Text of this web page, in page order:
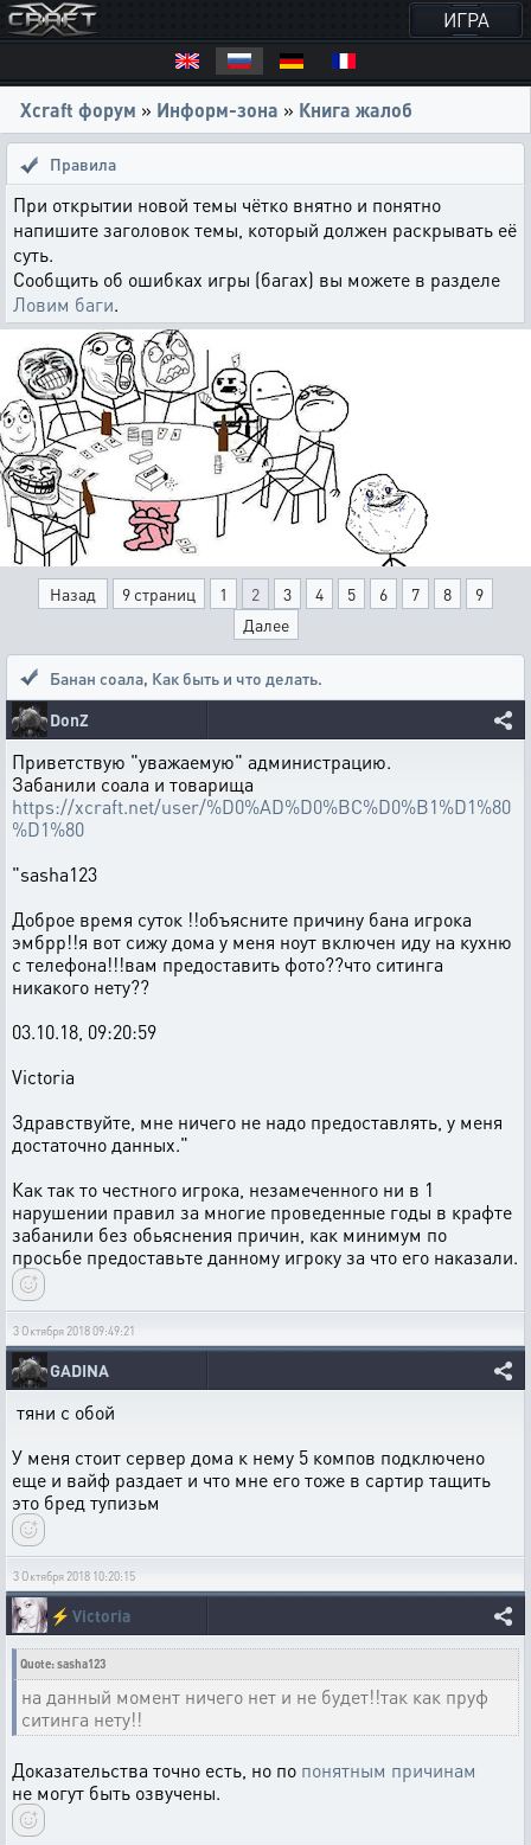
ИГРА
Xcraft форум » Информ-зона » Книга жалоб
Правила
При открытии новой темы чётко внятно и понятно
напишите заголовок темы, который должен раскрывать её
суть.
Сообщить об ошибках игры (багах) вы можете в разделе
Ловим баги.
Назад 9 страниц 1 2 3 4 5 6 7 8
9
Далее
Банан соала, Как быть и что делать.
DonZ
Приветствую "уважаемую" администрацию.
Забанили соала и товарища
https://xcraft.net/user/%D0%AD%D0%BC%D0%B1%D1%80
%D1%80
"sasha123
Доброе время суток !!объясните причину бана игрока
эмбрр!!я вот сижу дома у меня ноут включен иду на кухню
с телефона!!!вам предоставить фото??что ситинга
никакого нету??
03.10.18, 09:20:59
Victoria
Здравствуйте, мне ничего не надо предоставлять, у меня
достаточно данных."
Как так то честного игрока, незамеченного ни в 1
нарушении правил за многие проведенные годы в крафте
забанили без обьяснения причин, как минимум по
просьбе предоставьте данному игроку за что его наказали.
3 Октября 2018 09:49:21
GADINA
тяни с обой
У меня стоит сервер дома к нему 5 компов подключено
еще и вайф раздает и что мне его тоже в сартир тащить
это бред тупизьм
3 Октября 2018 10:20:15
⚡ Victoria
Quote: sasha123
на данный момент ничего нет и не будет!!так как пруф
ситинга нету!!
Доказательства точно есть, но по понятным причинам
не могут быть озвучены.